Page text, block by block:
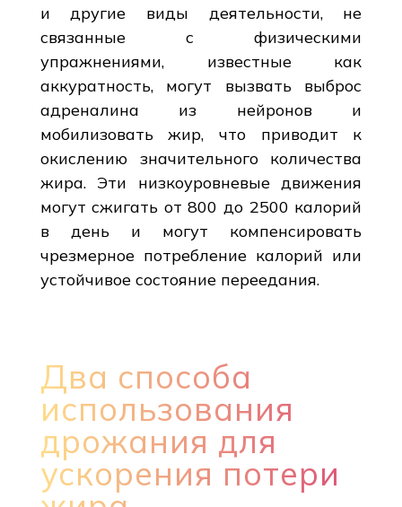
и другие виды деятельности, не
связанные с физическими
упражнениями, известные как
аккуратность, могут вызвать выброс
адреналина из нейронов и
мобилизовать жир, что приводит к
окислению значительного количества
жира. Эти низкоуровневые движения
могут сжигать от 800 до 2500 калорий
в день и могут компенсировать
чрезмерное потребление калорий или
устойчивое состояние переедания.
Два способа
использования
дрожания для
ускорения потери